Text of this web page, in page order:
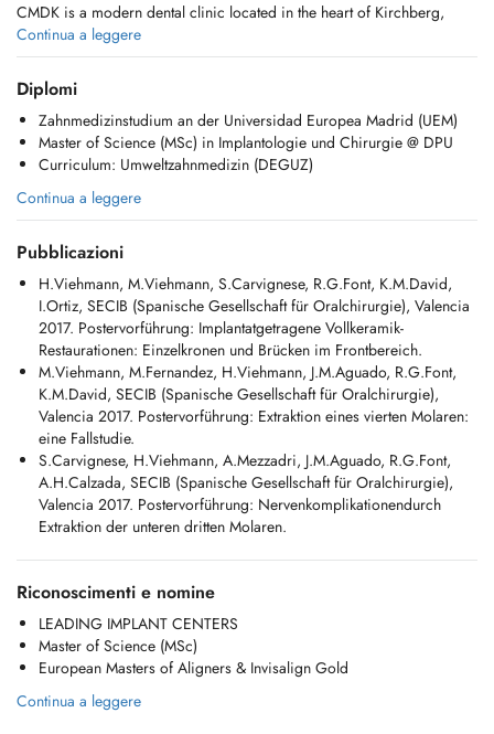
CMDK is a modern dental clinic located in the heart of Kirchberg,
Luxembourg, combining advanced dentistry with personalized patient
care. Our highly qualified team works with precision, empathy, and
state-of-the-art technology.
We provide a full range of dental services, from preventive care to
complex specialized treatments. Emergency patients are welcomed on
the same day.
Our services include:
- Oral surgery
- Biologic dentistry
- Environmental dentistry
- Prosthodontics
- Implantology (titan & full ceramic implants)
- Orthodontics (removable & almost invisible splints (Aligners))
- Aesthetic & preventive dentistry (professional dental cleaning,
bleaching , 3d smile design & Veneers)
Our mission is to ensure long-term oral health while meeting the
highest aesthetic standards, all within a comfortable and professional
environment.
+352 28 89 28 28
Monday Friday: 7:00 a.m. 4:00 p.m.
----------------------------------------------------------------------------------------------------------------------------
Continua a leggere
Diplomi
Zahnmedizinstudium an der Universidad Europea Madrid (UEM)
Master of Science (MSc) in Implantologie und Chirurgie @ DPU
Curriculum: Umweltzahnmedizin (DEGUZ)
Continua a leggere
Pubblicazioni
H.Viehmann, M.Viehmann, S.Carvignese, R.G.Font, K.M.David,
I.Ortiz, SECIB (Spanische Gesellschaft für Oralchirurgie), Valencia
2017. Postervorführung: Implantatgetragene Vollkeramik-
Restaurationen: Einzelkronen und Brücken im Frontbereich.
M.Viehmann, M.Fernandez, H.Viehmann, J.M.Aguado, R.G.Font,
K.M.David, SECIB (Spanische Gesellschaft für Oralchirurgie),
Valencia 2017. Postervorführung: Extraktion eines vierten Molaren:
eine Fallstudie.
S.Carvignese, H.Viehmann, A.Mezzadri, J.M.Aguado, R.G.Font,
A.H.Calzada, SECIB (Spanische Gesellschaft für Oralchirurgie),
Valencia 2017. Postervorführung: Nervenkomplikationendurch
Extraktion der unteren dritten Molaren.
Riconoscimenti e nomine
LEADING IMPLANT CENTERS
Master of Science (MSc)
European Masters of Aligners & Invisalign Gold
Continua a leggere